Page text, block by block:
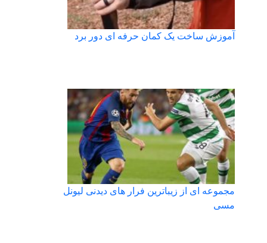
آموزش ساخت یک کمان حرفه ای دور برد
مجموعه ای از زیباترین فرار های دیدنی لیونل
مسی